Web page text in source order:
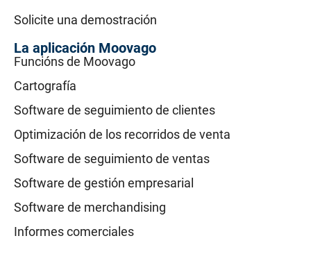
Solicite una demostración
La aplicación Moovago
Funcións de Moovago
Cartografía
Software de seguimiento de clientes
Optimización de los recorridos de venta
Software de seguimiento de ventas
Software de gestión empresarial
Software de merchandising
Informes comerciales